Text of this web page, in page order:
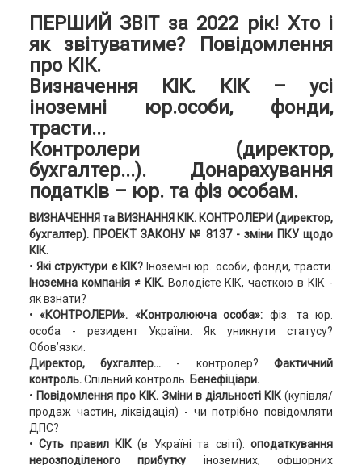
ПЕРШИЙ ЗВІТ за 2022 рік! Хто і
як звітуватиме? Повідомлення
про КІК.
Визначення КІК. КІК – усі
іноземні юр.особи, фонди,
трасти...
Контролери (директор,
бухгалтер...). Донарахування
податків – юр. та фіз особам.
ВИЗНАЧЕННЯ та ВИЗНАННЯ КІК. КОНТРОЛЕРИ (директор,
бухгалтер). ПРОЕКТ ЗАКОНУ № 8137 -зміни ПКУ щодо
КІК.
•Які структури є КІК?Іноземні юр. особи, фонди, трасти.
Іноземна компанія ≠ КІК. Володієте КІК, часткою в КІК -
як взнати?
•«КОНТРОЛЕРИ». «Контролююча особа»:фіз. та юр.
особа - резидент України. Як уникнути статусу?
Обов’язки.
Директор, бухгалтер... - контролер? Фактичний
контроль.Спільний контроль. Бенефіціари.
• Повідомлення про КІК. Зміни в діяльності КІК(купівля/
продаж частин, ліквідація) - чи потрібно повідомляти
ДПС?
•Суть правил КІК (в Україні та світі):оподаткування
нерозподіленого прибутку іноземних, офшорних